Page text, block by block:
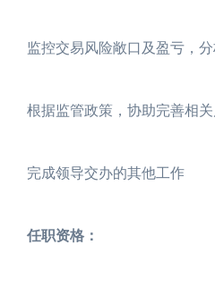
监控交易风险敞口及盈亏，
根据监管政策，协助完善相
完成领导交办的其他工作
任职资格：